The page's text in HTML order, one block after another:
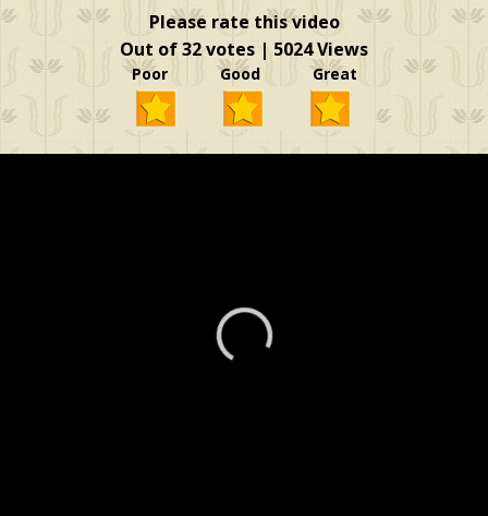
Please rate this video
Out of 32 votes | 5024 Views
Poor Good Great